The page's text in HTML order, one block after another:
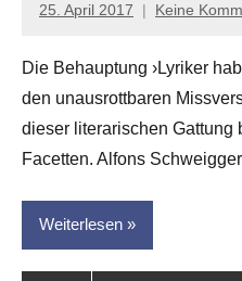
25. April 2017
Anton
Leitner
Keine
Die Behauptung ›Lyriker
den unausrottbaren
dieser literarischen Gattung
Facetten. Alfons
Weiterlesen